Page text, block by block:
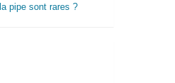
pipe sont rares ?